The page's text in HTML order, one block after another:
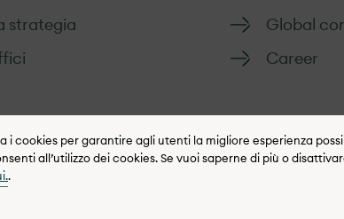
strategia Global
Career
i cookies per garantire agli utenti la migliore esperienza
all’utilizzo dei cookies. Se vuoi saperne di più o
.